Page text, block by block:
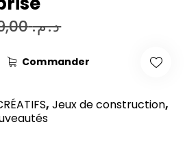
د.م.139,00
Commander
, Jeux de construction,